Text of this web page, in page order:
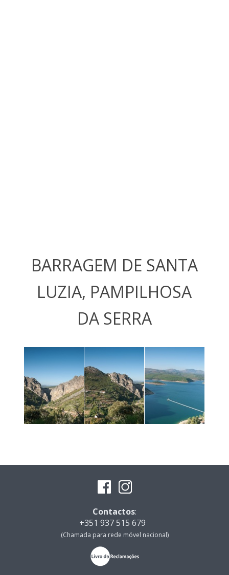
BARRAGEM DE SANTA
LUZIA, PAMPILHOSA
DA SERRA
Contactos:
+351 937 515 679
(Chamada para rede móvel nacional)